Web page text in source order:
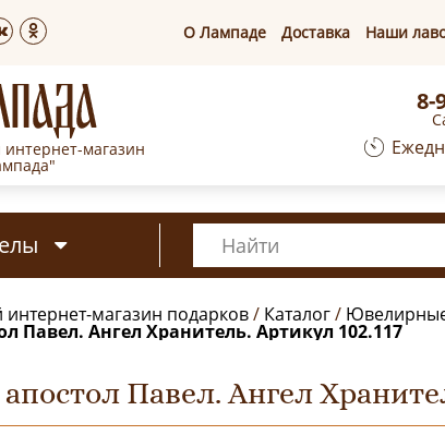
О Лампаде Доставка Наши
магазин
8-
магазин подарков/ Каталог/
Павел. Ангел Хранитель. Aртикул 102.117
Павел. Ангел